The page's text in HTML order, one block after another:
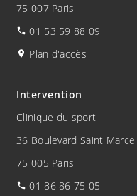
75 007 Paris
01 53 59 88 09
Plan d'accès
Intervention
Clinique du sport
36 Boulevard Saint Marcel
75 005 Paris
01 86 86 75 05